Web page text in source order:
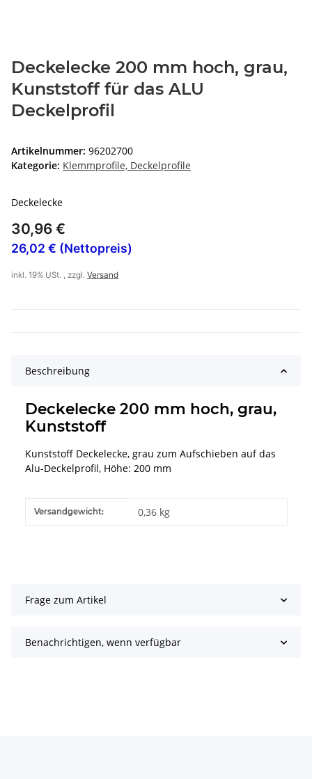
Deckelecke 200 mm hoch, grau,
Kunststoff für das ALU
Deckelprofil
Artikelnummer: 96202700
Kategorie: Klemmprofile, Deckelprofile
Deckelecke
30,96 €
26,02 € (Nettopreis)
inkl. 19% USt. , zzgl. Versand
Beschreibung
Deckelecke 200 mm hoch, grau,
Kunststoff
Kunststoff Deckelecke, grau zum Aufschieben auf das
Alu-Deckelprofil, Höhe: 200 mm
Produkteigenschaft
Wert
Versandgewicht: 0,36 kg
Frage zum Artikel
Benachrichtigen, wenn verfügbar